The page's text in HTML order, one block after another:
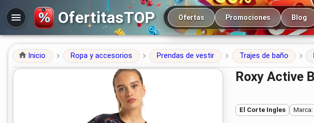
OfertitasTOP Navegación principal
Ofertas Promociones Blog
Inicio Ropa y accesorios Prendas de vestir Trajes de baño
Roxy Active
El Corte Ingles Marca: